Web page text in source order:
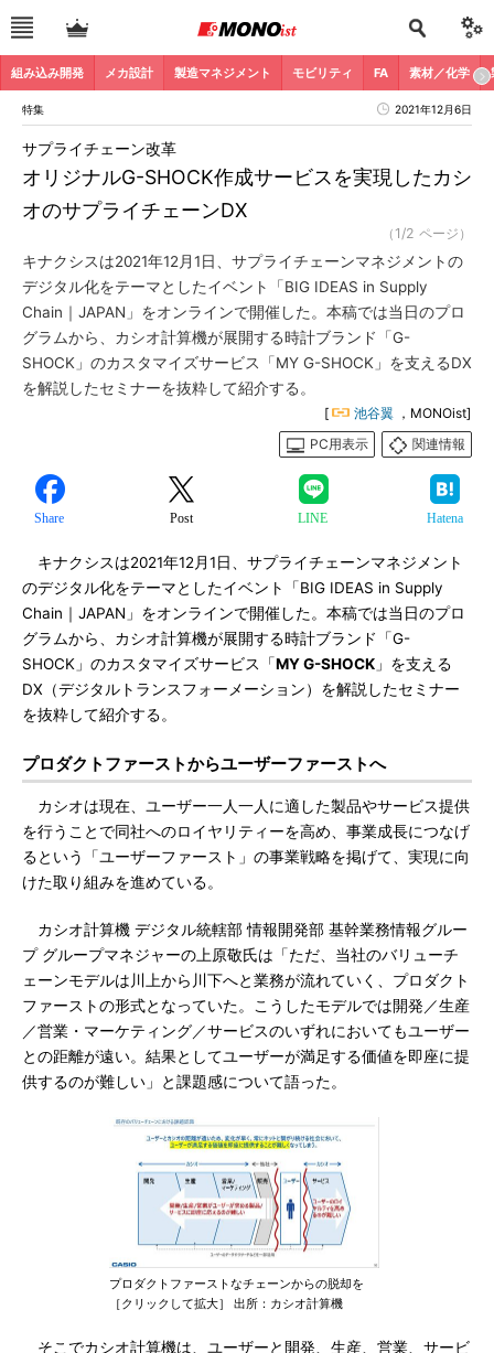
組み込み開発 メカ設計 製造マネジメント モビリティ FA 素材／化学
特集 2021年12月6日
オリジナルG-SHOCK作成サービスを実現したカシ
オのサプライチェーンDX
サプライチェーン改革
（1/2 ページ）
キナクシスは2021年12月1日、サプライチェーンマネジメントの
デジタル化をテーマとしたイベント「BIG IDEAS in Supply
Chain｜JAPAN」をオンラインで開催した。本稿では当日のプロ
グラムから、カシオ計算機が展開する時計ブランド「G-
SHOCK」のカスタマイズサービス「MY G-SHOCK」を支えるDX
を解説したセミナーを抜粋して紹介する。
[ 池谷翼 ，MONOist]
PC用表示
関連情報
Share Post LINE Hatena
キナクシスは2021年12月1日、サプライチェーンマネジメント
のデジタル化をテーマとしたイベント「BIG IDEAS in Supply
Chain｜JAPAN」をオンラインで開催した。本稿では当日のプロ
グラムから、カシオ計算機が展開する時計ブランド「G-
SHOCK」のカスタマイズサービス「MY G-SHOCK 」を支える
DX（デジタルトランスフォーメーション）を解説したセミナー
を抜粋して紹介する。
プロダクトファーストからユーザーファーストへ
カシオは現在、ユーザー一人一人に適した製品やサービス提供
を行うことで同社へのロイヤリティーを高め、事業成長につなげ
るという「ユーザーファースト」の事業戦略を掲げて、実現に向
けた取り組みを進めている。
カシオ計算機 デジタル統轄部 情報開発部 基幹業務情報グルー
プ グループマネジャーの上原敬氏は「ただ、当社のバリューチ
ェーンモデルは川上から川下へと業務が流れていく、プロダクト
ファーストの形式となっていた。こうしたモデルでは開発／生産
／営業・マーケティング／サービスのいずれにおいてもユーザー
との距離が遠い。結果としてユーザーが満足する価値を即座に提
供するのが難しい」と課題感について語った。
プロダクトファーストなチェーンからの脱却を
［クリックして拡大］ 出所：カシオ計算機
そこでカシオ計算機は、ユーザーと開発、生産、営業、サービ